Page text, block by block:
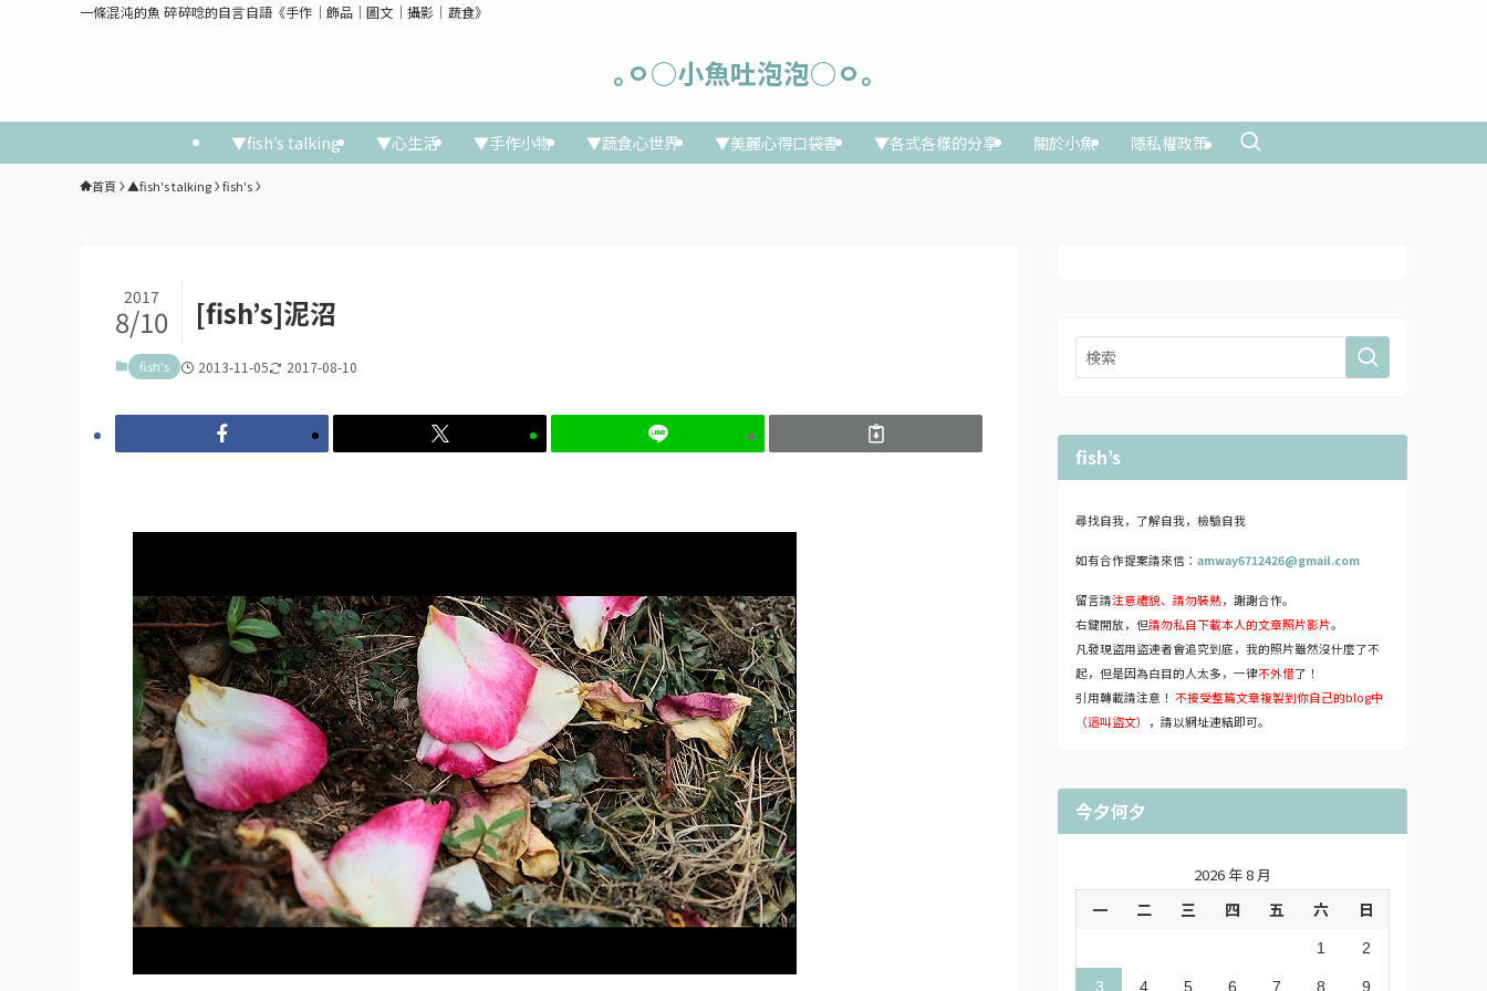
一條混沌的魚 碎碎唸的自言自語《手作│飾品│圖文│攝影│蔬食》
｡ㅇ○小魚吐泡泡○ㅇ｡
▼fish’s talking ▼心生活 ▼手作小物 ▼蔬食心世界 ▼美麗心得口袋書 ▼各式各樣的分享 關於小魚 隱私權政策
首頁 ▲fish's talking fish's
[fish’s]泥沼
2017
8/10
fish's 2013-11-05 2017-08-10
fish’s
尋找自我，了解自我，檢驗自我
如有合作提案請來信： amway6712426@gmail.com
留言請注意禮貌、請勿裝熟，謝謝合作。
右鍵開放，但請勿私自下載本人的文章照片影片。
凡發現盜用盜連者會追究到底，我的照片雖然沒什麼了不
起，但是因為白目的人太多，一律不外借了！
引用轉載請注意！ 不接受整篇文章複製到你自己的blog中
（這叫盜文）
，請以網址連結即可。
今夕何夕
2026 年 8 月
一 二 三 四 五 六 日
1 2
3 4 5 6 7 8 9